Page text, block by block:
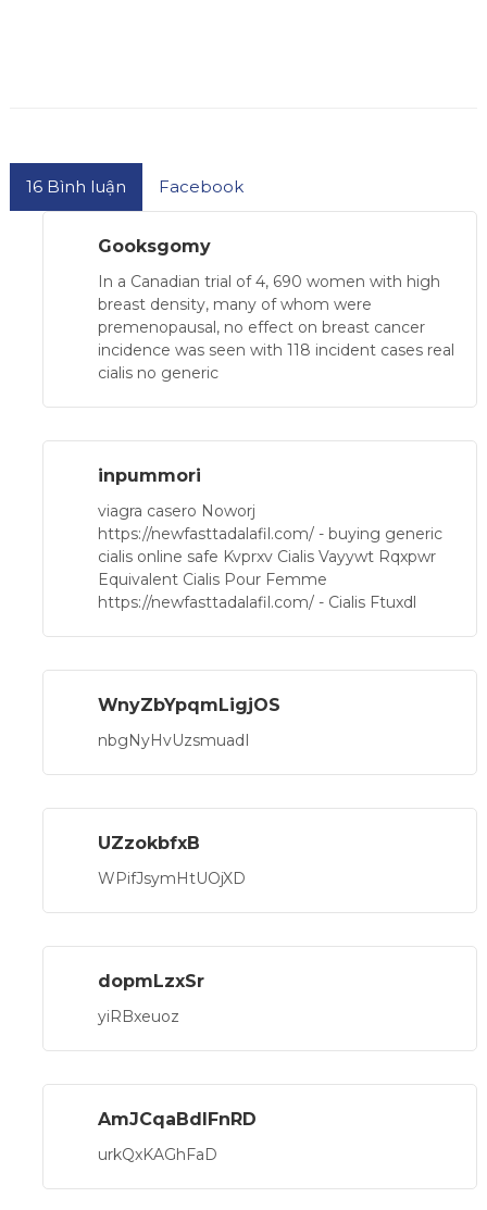
16Bình luận Facebook
Gooksgomy
In a Canadian trial of 4, 690 women with high
breast density, many of whom were
premenopausal, no effect on breast cancer
incidence was seen with 118 incident cases real
cialis no generic
inpummori
viagra casero Noworj
https://newfasttadalafil.com/ - buying generic
cialis online safe Kvprxv Cialis Vayywt Rqxpwr
Equivalent Cialis Pour Femme
https://newfasttadalafil.com/ - Cialis Ftuxdl
WnyZbYpqmLigjOS
nbgNyHvUzsmuadI
UZzokbfxB
WPifJsymHtUOjXD
dopmLzxSr
yiRBxeuoz
AmJCqaBdIFnRD
urkQxKAGhFaD